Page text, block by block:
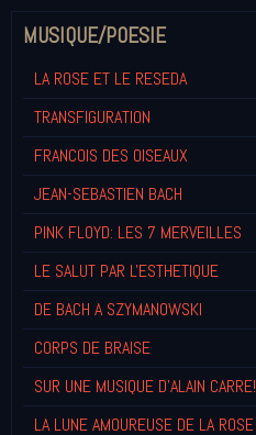
MUSIQUE/POESIE
LA ROSE ET LE RESEDA
TRANSFIGURATION
FRANCOIS DES OISEAUX
JEAN-SEBASTIEN BACH
PINK FLOYD: LES 7 MERVEILLES
LE SALUT PAR L'ESTHETIQUE
DE BACH A SZYMANOWSKI
CORPS DE BRAISE
SUR UNE MUSIQUE D'ALAIN CARRE!
LA LUNE AMOUREUSE DE LA ROSE